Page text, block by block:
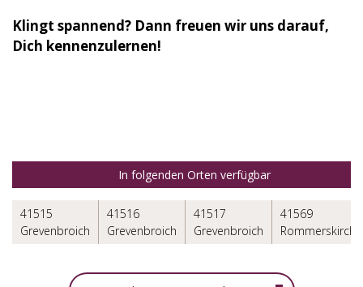
Klingt spannend? Dann freuen wir uns darauf,
Dich kennenzulernen!
In folgenden Orten verfügbar
41515
Grevenbroich
41516
Grevenbroich
41517
Grevenbroich
41569